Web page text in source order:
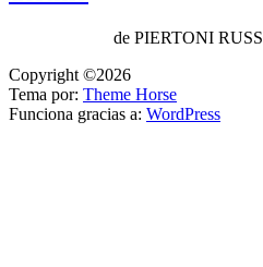
de PIERTONI
Copyright ©2026
Tema por: Theme Horse
Funciona gracias a: WordPress